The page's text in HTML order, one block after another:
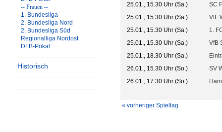
-- Frauen --
1. Bundesliga
2. Bundesliga Nord
2. Bundesliga Süd
Regionalliga Nordost
DFB-Pokal
Historisch
25.01., 15.30 Uhr (Sa.)
SC
25.01., 15.30 Uhr (Sa.)
VfL
25.01., 15.30 Uhr (Sa.)
1.
25.01., 15.30 Uhr (Sa.)
VfB
25.01., 18.30 Uhr (Sa.)
26.01., 15.30 Uhr (So.)
SV
26.01., 17.30 Uhr (So.)
« vorheriger Spieltag